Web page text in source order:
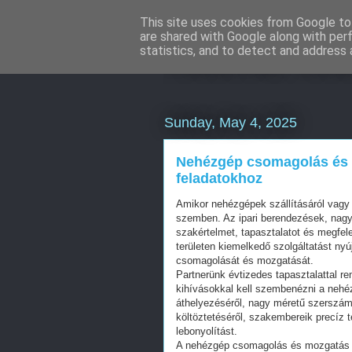
Használt
Sunday, May 4, 2025
Nehézgép csomagolás
feladatokhoz
Amikor nehézgépek szállításáról
szemben. Az ipari berendezések,
szakértelmet, tapasztalatot és
területen kiemelkedő szolgáltatást
csomagolását és mozgatását.
Partnerünk évtizedes tapasztalattal
kihívásokkal kell szembenézni a
áthelyezéséről, nagy méretű
költöztetéséről, szakembereik precíz
lebonyolítást.
A nehézgép csomagolás és
This site uses cookies from Google
are shared with Google along with
statistics, and to detect and address